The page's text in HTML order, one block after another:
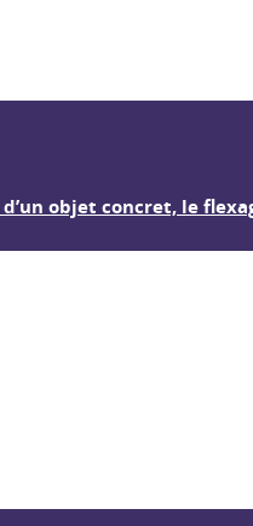
objet concret, le